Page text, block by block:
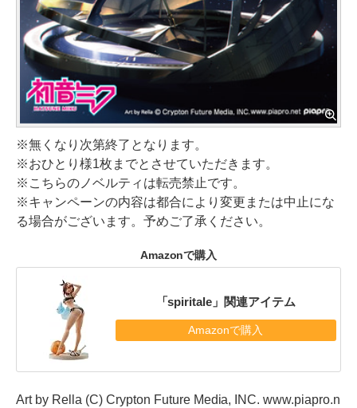
※無くなり次第終了となります。
※おひとり様1枚までとさせていただきます。
※こちらのノベルティは転売禁止です。
※キャンペーンの内容は都合により変更または中止にな
る場合がございます。予めご了承ください。
Amazonで購入
「spiritale」関連アイテム
Amazonで購入
Art by Rella (C) Crypton Future Media, INC. www.piapro.n